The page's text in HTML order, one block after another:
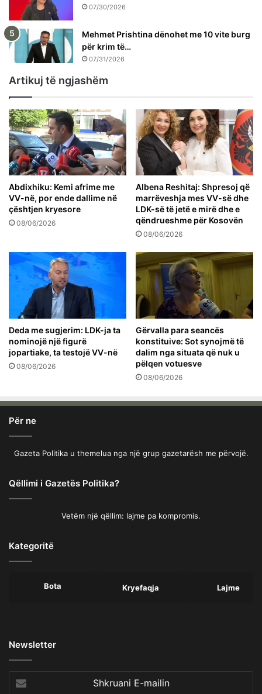
07/30/2026
Mehmet Prishtina dënohet me 10 vite burg
për krim të…
07/31/2026
Artikuj të ngjashëm
Abdixhiku: Kemi afrime me
VV-në, por ende dallime në
çështjen kryesore
08/06/2026
Albena Reshitaj: Shpresoj që
marrëveshja mes VV-së dhe
LDK-së të jetë e mirë dhe e
qëndrueshme për Kosovën
08/06/2026
Deda me sugjerim: LDK-ja ta
nominojë një figurë
jopartiake, ta testojë VV-në
08/06/2026
Gërvalla para seancës
konstituive: Sot synojmë të
dalim nga situata që nuk u
pëlqen votuesve
08/06/2026
Për ne
Gazeta Politika u themelua nga një grup gazetarësh me përvojë.
Qëllimi i Gazetës Politika?
Vetëm një qëllim: lajme pa kompromis.
Kategoritë
Bota Kryefaqja Lajme
Newsletter
E-